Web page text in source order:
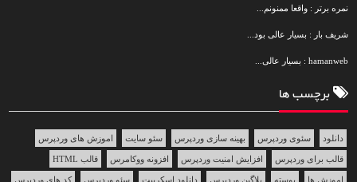
نمره برتر : واقعا ممنونم...
شریف بار : بسیار عالی بود...
hamanweb : بسیار عالی...
برچسب ها
دانلود سئوی وردپرس بهینه سازی وردپرس سئو سایت اموزش های وردپرس
قالب برای وردپرس افزایش امنیت وردپرس افزونه ووکامرس قالب HTML
اموزش ها پوسته پلاگین وردپرس دانلود اسکریپت سئو وردپرس کد های وردپرس